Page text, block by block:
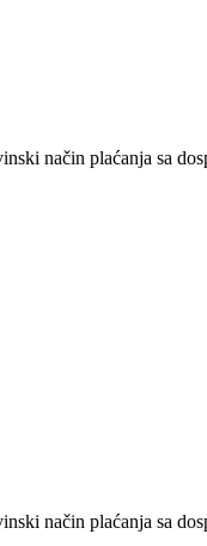
način plaćanja sa
način plaćanja sa